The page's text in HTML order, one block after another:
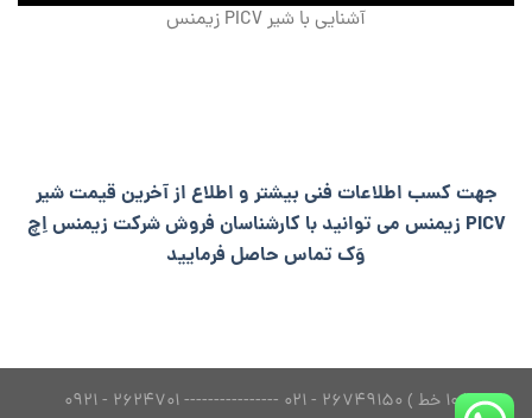
آشنایی با شیر PICV زیمنس
جهت کسب اطلاعات فنی بیشتر و اطلاع از آخرین قیمت شیر
PICV زیمنس می توانید با کارشناسان فروش شرکت زیمنس اِچ
وَک تماس حاصل فرمایید
( 10 خط ) 26749150 - 021 ---------------- 2624701 - 0921